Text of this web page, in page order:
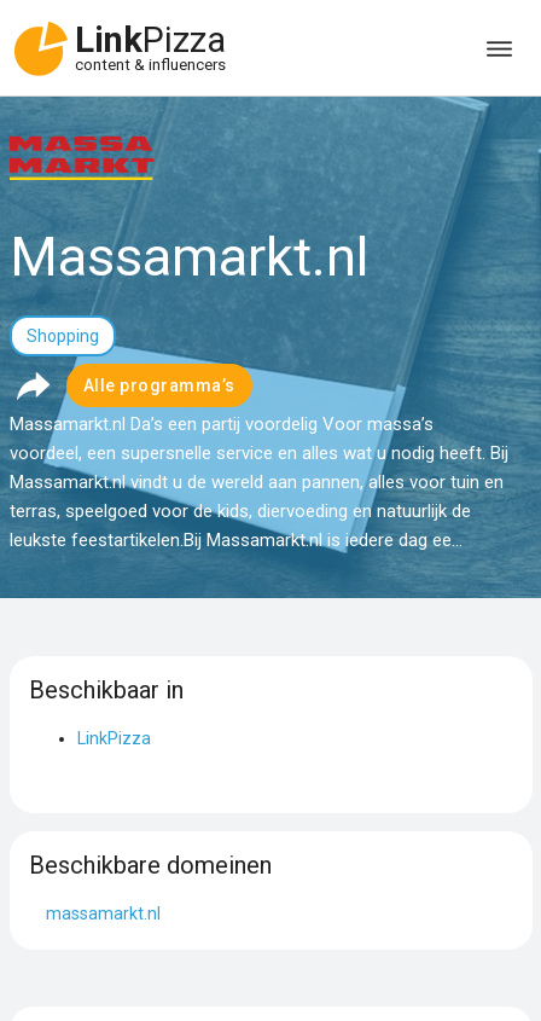
LinkPizza
content & influencers
Massamarkt.nl
Shopping
Alle programma’s
Massamarkt.nl Da’s een partij voordelig Voor massa’s
voordeel, een supersnelle service en alles wat u nodig heeft. Bij
Massamarkt.nl vindt u de wereld aan pannen, alles voor tuin en
terras, speelgoed voor de kids, diervoeding en natuurlijk de
leukste feestartikelen.Bij Massamarkt.nl is iedere dag ee...
Beschikbaar in
LinkPizza
Beschikbare domeinen
massamarkt.nl